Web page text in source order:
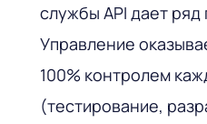
службы API дает
Управление
100% контролем
(тестирование,